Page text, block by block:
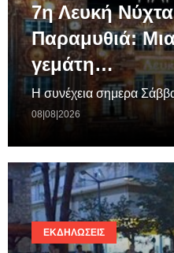
7η Λευκή
Παραμυθιά:
γεμάτη…
Η συνέχεια σημερα
08|08|2026
ΕΚΔΗΛΏΣΕΙΣ